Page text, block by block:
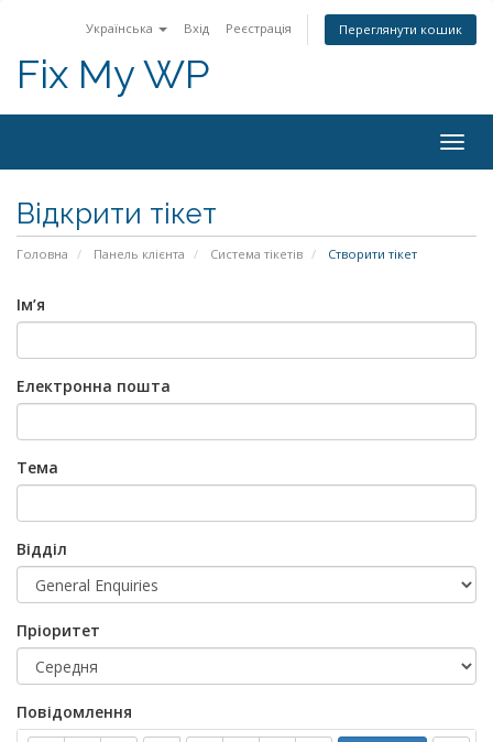
Українська Вхід Реєстрація Переглянути кошик
Fix My WP
Відкрити тікет
Головна Панель клієнта Система тікетів Створити тікет
Ім’я
Електронна пошта
Тема
Відділ
Пріоритет
Повідомлення